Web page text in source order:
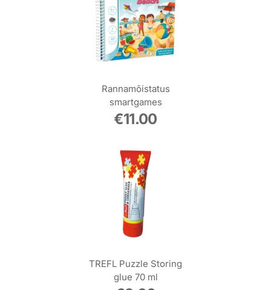
Rannamõistatus
smartgames
€11.00
TREFL Puzzle Storing
glue 70 ml